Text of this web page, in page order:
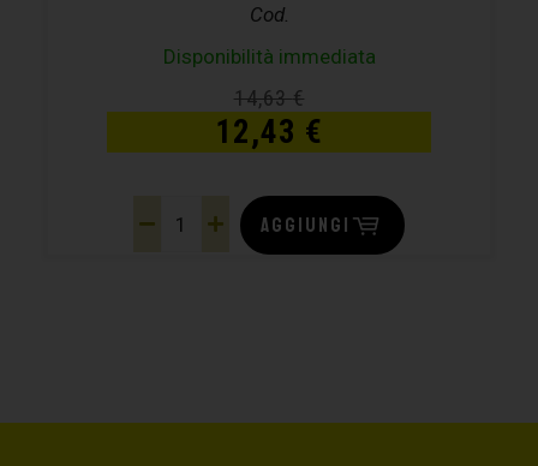
Cod.
Disponibilità immediata
14,63€
12,43 €
AGGIUNGI